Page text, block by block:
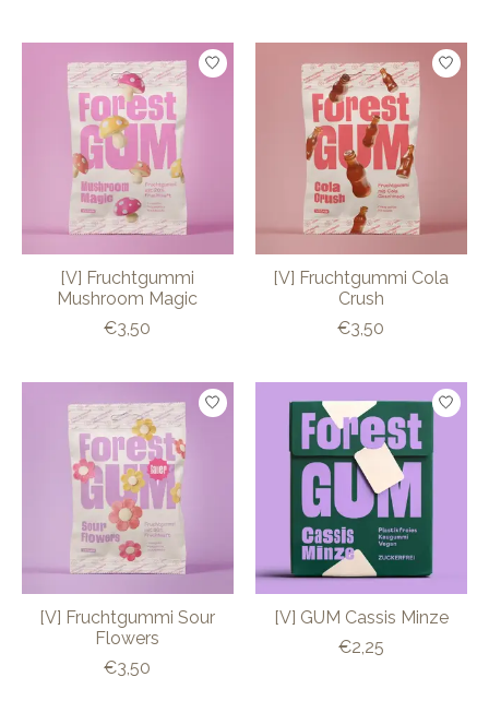
[V] Fruchtgummi
Mushroom Magic
€3,50
[V] Fruchtgummi Cola
Crush
€3,50
[V] Fruchtgummi Sour
Flowers
€3,50
[V] GUM Cassis Minze
€2,25